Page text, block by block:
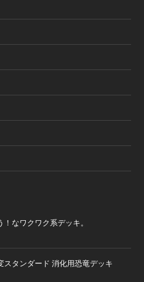
なワクワク系デッキ。
スタンダード 消化用恐竜デッキ